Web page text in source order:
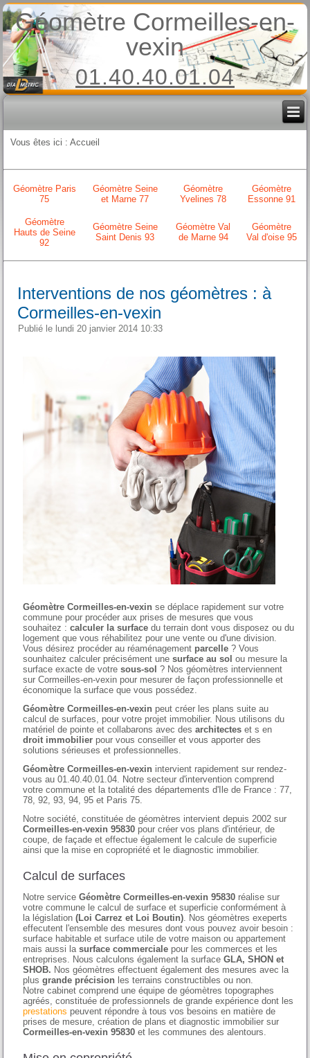
Géomètre Cormeilles-en-
vexin
01.40.40.01.04
Vous êtes ici :Accueil
Géomètre Paris
75
Géomètre Seine
et Marne 77
Géomètre
Yvelines 78
Géomètre
Essonne 91
Géomètre
Hauts de Seine
92
Géomètre Seine
Saint Denis 93
Géomètre Val
de Marne 94
Géomètre
Val d'oise 95
Interventions de nos géomètres : à
Cormeilles-en-vexin
Publié le lundi 20 janvier 2014 10:33
Géomètre Cormeilles-en-vexin se déplace rapidement sur votre
commune pour procéder aux prises de mesures que vous
souhaitez :calculer la surface du terrain dont vous disposez ou du
logement que vous réhabilitez pour une vente ou d'une division.
Vous désirez procéder au réaménagement parcelle ? Vous
sounhaitez calculer précisément unesurface au sol ou mesure la
surface exacte de votresous-sol ? Nos géomètres interviennent
sur Cormeilles-en-vexin pour mesurer de façon professionnelle et
économique la surface que vous possédez.
Géomètre Cormeilles-en-vexin peut créer les plans suite au
calcul de surfaces, pour votre projet immobilier. Nous utilisons du
matériel de pointe et collabarons avec desarchitectes et s en
droit immobilier pour vous conseiller et vous apporter des
solutions sérieuses et professionnelles.
Géomètre Cormeilles-en-vexin intervient rapidement sur rendez-
vous au 01.40.40.01.04. Notre secteur d'intervention comprend
votre commune et la totalité des départements d'Ile de France : 77,
78, 92, 93, 94, 95 et Paris 75.
Notre société, constituée de géomètres intervient depuis 2002 sur
Cormeilles-en-vexin 95830 pour créer vos plans d'intérieur, de
coupe, de façade et effectue également le calcule de superficie
ainsi que la mise en copropriété et le diagnostic immobilier.
Calcul de surfaces
Notre serviceGéomètre Cormeilles-en-vexin 95830 réalise sur
votre commune le calcul de surface et superficie conformément à
la législation(Loi Carrez et Loi Boutin) . Nos géomètres exeperts
effecutent l'ensemble des mesures dont vous pouvez avoir besoin :
surface habitable et surface utile de votre maison ou appartement
mais aussi lasurface commerciale pour les commerces et les
entreprises. Nous calculons également la surfaceGLA, SHON et
SHOB. Nos géomètres effectuent également des mesures avec la
plusgrande précision les terrains constructibles ou non.
Notre cabinet comprend une équipe de géomètres topographes
agréés, constituée de professionnels de grande expérience dont les
prestations peuvent répondre à tous vos besoins en matière de
prises de mesure, création de plans et diagnostic immobilier sur
Cormeilles-en-vexin 95830 et les communes des alentours.